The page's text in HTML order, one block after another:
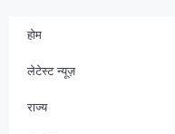
होम
लेटेस्ट न्यूज़
राज्य